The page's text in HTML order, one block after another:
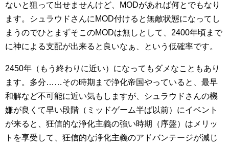
ないと狙って出せませんけど、MODがあれば何とでもなり
ます。シュラウドさんにMOD付けると無敵状態になってし
まうのでひとまずそこのMODは無しとして、2400年頃まで
に神による支配が出来ると良いなぁ、という低確率です。
2450年（もう終わりに近い）になってもダメなこともあり
ます。多分……その時期まで浄化帝国やっていると、最早
和解など不可能に近い気もしますが、シュラウドさんの機
嫌が良くて早い段階（ミッドゲーム半ば以前）にイベント
が来ると、狂信的な浄化主義の強い時期（序盤）はメリッ
トを享受して、狂信的な浄化主義のアドバンテージが減じ